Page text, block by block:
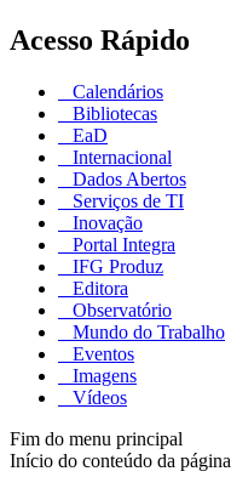
Acesso Rápido
Calendários
Bibliotecas
EaD
Internacional
Dados Abertos
Serviços de TI
Inovação
Portal Integra
IFG Produz
Editora
Observatório
Mundo do Trabalho
Eventos
Imagens
Vídeos
Fim do menu principal
Início do conteúdo da página